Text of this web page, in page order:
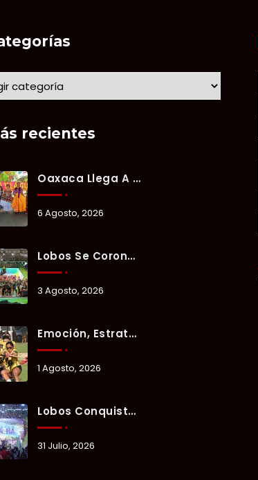
recientes
Oaxaca Llega A Chetumal Con El Color, Sabor Y Tradición De La Guelaguetza 2026.
6 Agosto, 2026
Lobos Se Corona Campeón Del Verano Xul-Há 2026 Tras Tres Días De Intensa Competencia.
3 Agosto, 2026
Emoción, Estrategia Y Trabajo En Equipo Marcan El Segundo Día Del Verano Xul-Há 2026.
1 Agosto, 2026
Lobos Conquista La Primera Competencia Del Verano Xul-Há 2026 En Una Noche Llena De Talento Y Energía.
31 Julio, 2026